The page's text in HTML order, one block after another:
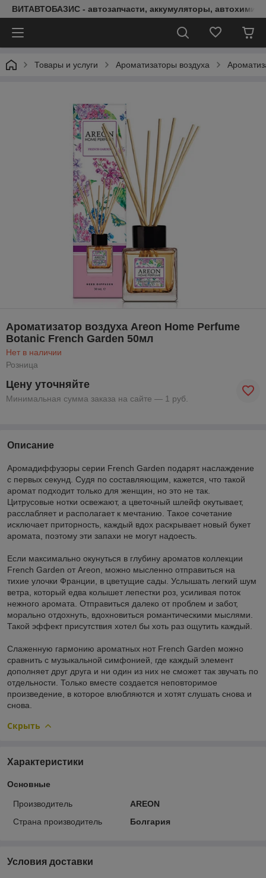
ВИТАВТОБАЗИС - автозапчасти, аккумуляторы, автохимия,
Товары и услуги Ароматизаторы воздуха
Ароматизатор воздуха Areon Home Perfume
Botanic French Garden 50мл
Нет в наличии
Розница
Цену уточняйте
Минимальная сумма заказа на сайте — 1 руб.
Описание
Аромадиффузоры серии French Garden подарят наслаждение
с первых секунд. Судя по составляющим, кажется, что такой
аромат подходит только для женщин, но это не так.
Цитрусовые нотки освежают, а цветочный шлейф окутывает,
расслабляет и располагает к мечтанию. Такое сочетание
исключает приторность, каждый вдох раскрывает новый букет
аромата, поэтому эти запахи не могут надоесть.
Если максимально окунуться в глубину ароматов коллекции
French Garden от Areon, можно мысленно отправиться на
тихие улочки Франции, в цветущие сады. Услышать легкий шум
ветра, который едва колышет лепестки роз, усиливая поток
нежного аромата. Отправиться далеко от проблем и забот,
морально отдохнуть, вдохновиться романтическими мыслями.
Такой эффект присутствия хотел бы хоть раз ощутить каждый.
Слаженную гармонию ароматных нот French Garden можно
сравнить с музыкальной симфонией, где каждый элемент
дополняет друг друга и ни один из них не сможет так звучать по
отдельности. Только вместе создается неповторимое
произведение, в которое влюбляются и хотят слушать снова и
снова.
Скрыть
Характеристики
Основные
Производитель
AREON
Страна производитель
Болгария
Условия доставки